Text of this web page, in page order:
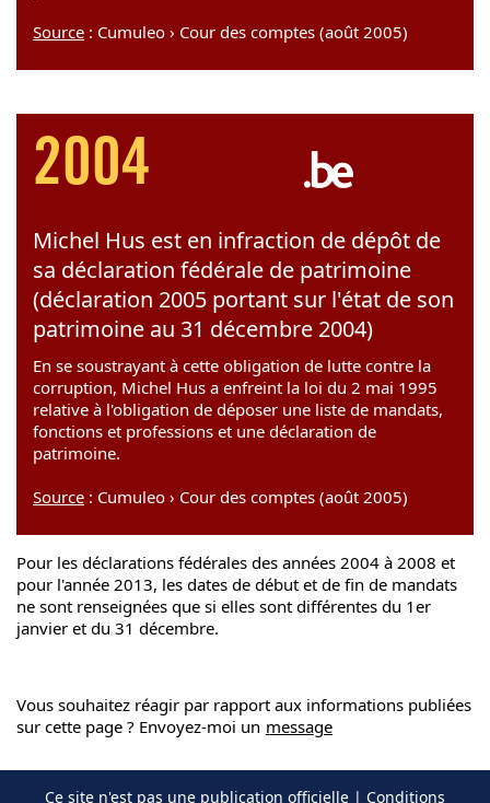
Source : Cumuleo › Cour des comptes (août 2005)
2004
Michel Hus est en infraction de dépôt de
sa déclaration fédérale de patrimoine
(déclaration 2005 portant sur l'état de son
patrimoine au 31 décembre 2004)
En se soustrayant à cette obligation de lutte contre la
corruption, Michel Hus a enfreint la loi du 2 mai 1995
relative à l'obligation de déposer une liste de mandats,
fonctions et professions et une déclaration de
patrimoine.
Source : Cumuleo › Cour des comptes (août 2005)
Pour les déclarations fédérales des années 2004 à 2008 et
pour l'année 2013, les dates de début et de fin de mandats
ne sont renseignées que si elles sont différentes du 1er
janvier et du 31 décembre.
Vous souhaitez réagir par rapport aux informations publiées
sur cette page ? Envoyez-moi un message
Ce site n'est pas une publication officielle | Conditions